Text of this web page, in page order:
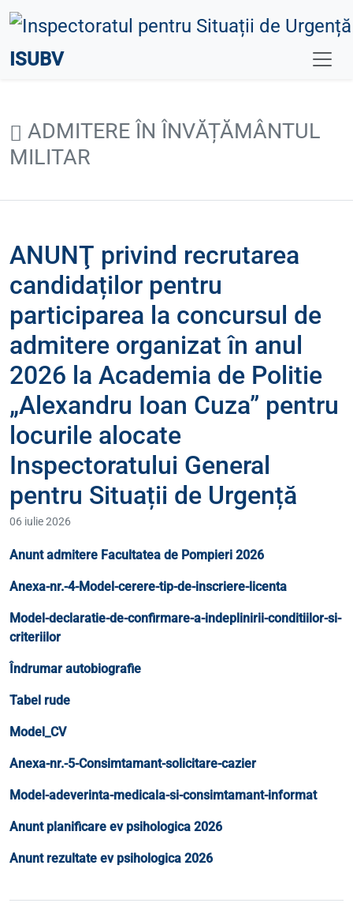
ISUBV
ADMITERE ÎN ÎNVĂȚĂMÂNTUL
MILITAR
ANUNŢ privind recrutarea
candidaților pentru
participarea la concursul de
admitere organizat în anul
2026 la Academia de Politie
„Alexandru Ioan Cuza” pentru
locurile alocate
Inspectoratului General
pentru Situații de Urgență
06 iulie 2026
Anunt admitere Facultatea de Pompieri 2026
Anexa-nr.-4-Model-cerere-tip-de-inscriere-licenta
Model-declaratie-de-confirmare-a-indeplinirii-conditiilor-si-
criteriilor
Îndrumar autobiografie
Tabel rude
Model_CV
Anexa-nr.-5-Consimtamant-solicitare-cazier
Model-adeverinta-medicala-si-consimtamant-informat
Anunt planificare ev psihologica 2026
Anunt rezultate ev psihologica 2026